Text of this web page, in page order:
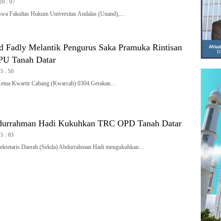
: 07
Fakultas Hukum Universitas Andalas (Unand),…
Fadly Melantik Pengurus Saka Pramuka Rintisan
Tanah Datar
: 50
Kwartir Cabang (Kwarcab) 0304 Gerakan…
Hadi Kukuhkan TRC OPD Tanah Datar
: 03
Daerah (Sekda) Abdurrahman Hadi mengukuhkan…